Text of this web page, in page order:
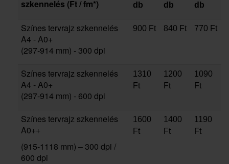
szkennelés (Ft / fm*)
db
db
db
Színes tervrajz szkennelés
A4 - A0+
(297-914 mm) - 300 dpi
900 Ft 840 Ft 770 Ft
Színes tervrajz szkennelés
A4 - A0+
(297-914 mm) - 600 dpi
1310
Ft
1200
Ft
1090
Ft
Színes tervrajz szkennelés
A0++
(915-1118 mm) – 300 dpi /
600 dpi
1600
Ft
1400
Ft
1190
Ft